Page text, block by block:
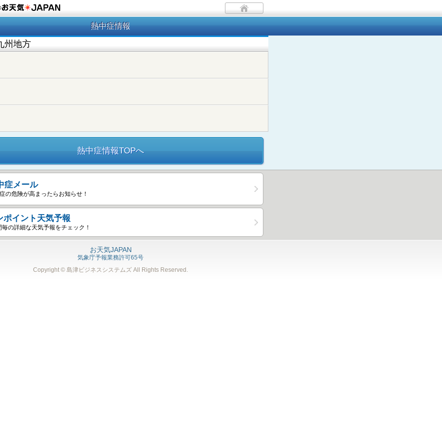
熱中症情報
州地方
熱中症情報TOPへ
症メール
の危険が高まったらお知らせ！
ポイント天気予報
毎の詳細な天気予報をチェック！
お天気JAPAN
気象庁予報業務許可65号
Copyright © 島津ビジネスシステムズ All Rights Reserved.